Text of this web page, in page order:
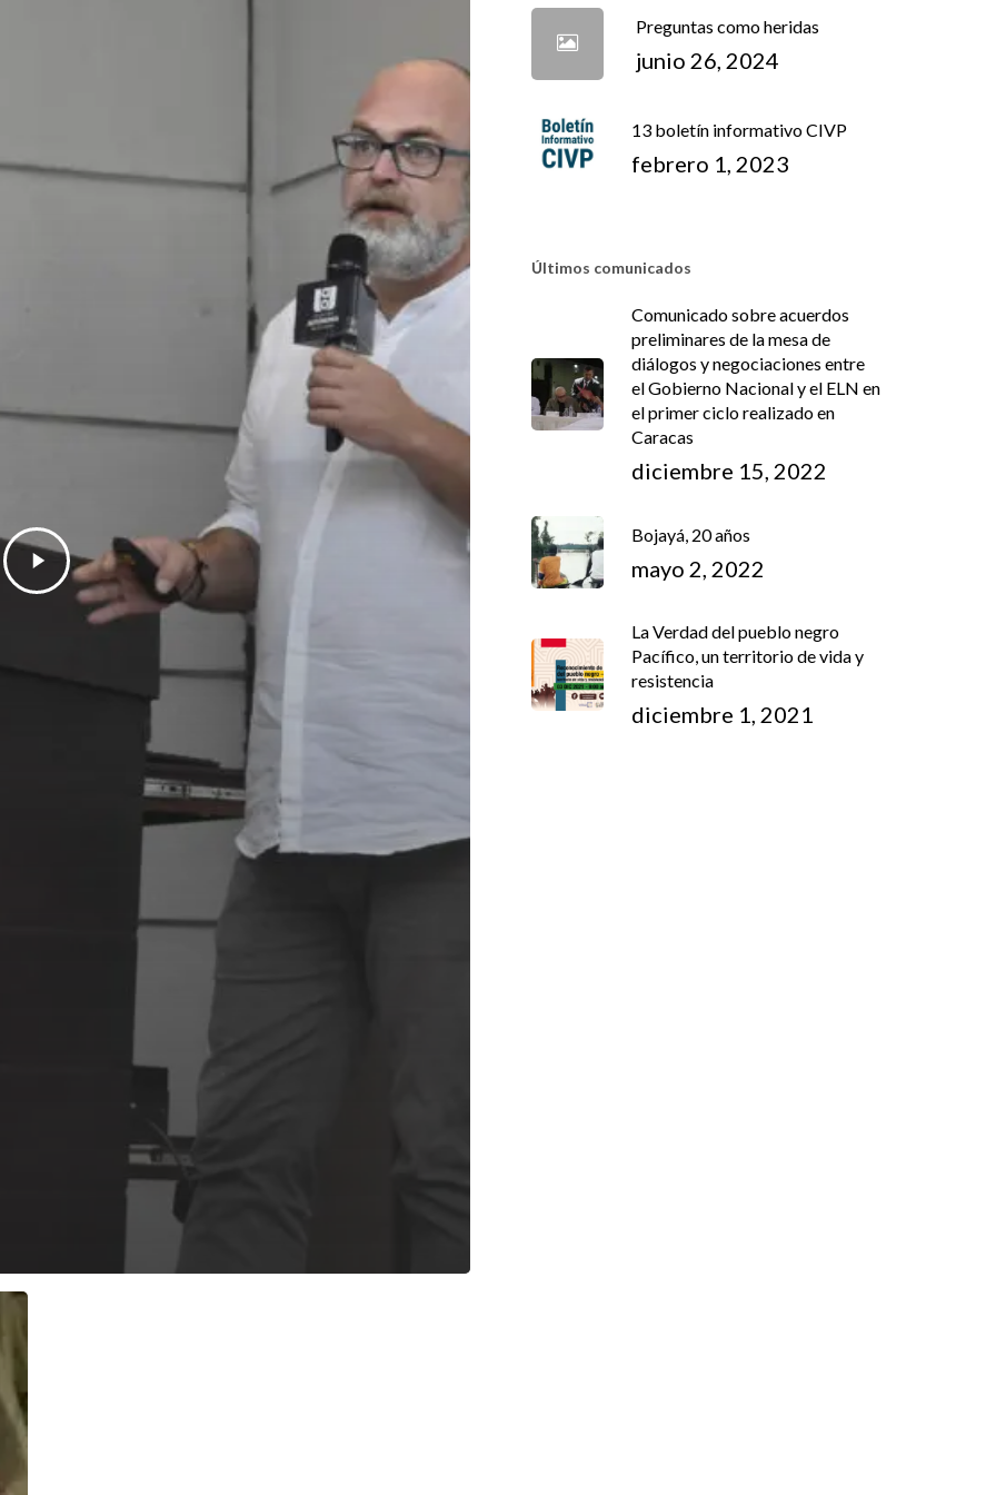
Preguntas como heridas
junio 26, 2024
13 boletín informativo CIVP
febrero 1, 2023
Últimos comunicados
Comunicado sobre acuerdos
preliminares de la mesa de
diálogos y negociaciones entre
el Gobierno Nacional y el ELN en
el primer ciclo realizado en
Caracas
diciembre 15, 2022
Bojayá, 20 años
mayo 2, 2022
La Verdad del pueblo negro
Pacífico, un territorio de vida y
resistencia
diciembre 1, 2021